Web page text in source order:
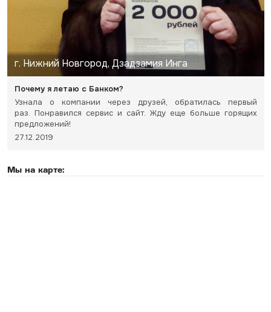
г. Нижний Новгород, Дзадзамия Инга
Почему я летаю с Банком?
Узнала о компании через друзей, обратилась первый
раз. Понравился сервис и сайт. Жду еще больше горящих
предложений!
27.12.2019
Мы на карте: